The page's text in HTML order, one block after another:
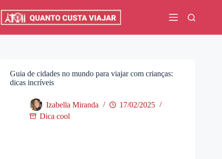
para
Guia de cidades no mundo para viajar com crianças:
dicas incríveis
Izabella Miranda
17/02/2025
Dica cool